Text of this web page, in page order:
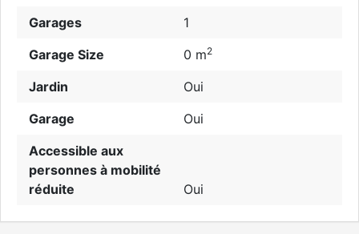
Garages
1
Garage Size
0 m2
Jardin
Oui
Garage
Oui
Accessible aux
personnes à mobilité
réduite
Oui